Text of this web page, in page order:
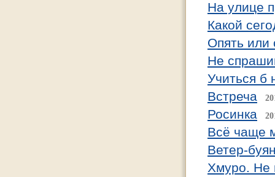
На улице
Какой
Опять или
Не
Учиться б
Встреча
Росинка
Всё чаще
Ветер-
Хмуро. Не